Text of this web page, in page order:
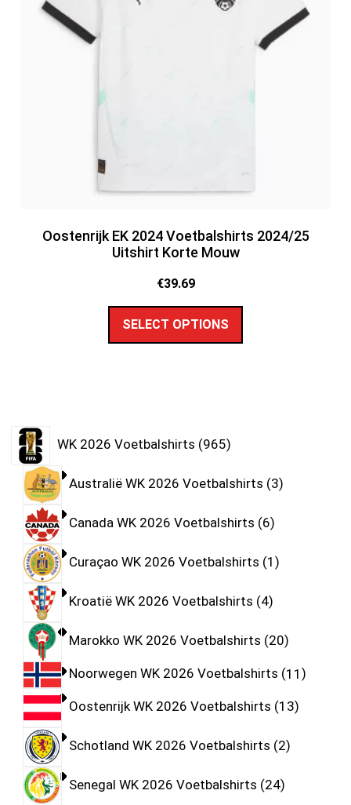
Oostenrijk EK 2024 Voetbalshirts 2024/25
Uitshirt Korte Mouw
€39.69
SELECT OPTIONS
WK 2026 Voetbalshirts 965
Australië WK 2026 Voetbalshirts 3
Canada WK 2026 Voetbalshirts 6
Curaçao WK 2026 Voetbalshirts 1
Kroatië WK 2026 Voetbalshirts 4
Marokko WK 2026 Voetbalshirts 20
Noorwegen WK 2026 Voetbalshirts 11
Oostenrijk WK 2026 Voetbalshirts 13
Schotland WK 2026 Voetbalshirts 2
Senegal WK 2026 Voetbalshirts 24